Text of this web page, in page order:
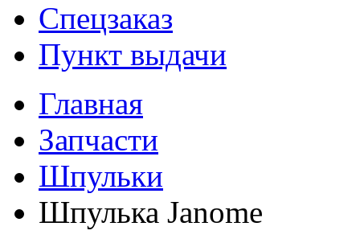
Спецзаказ
Пункт выдачи
Главная
Запчасти
Шпульки
Шпулька Janome